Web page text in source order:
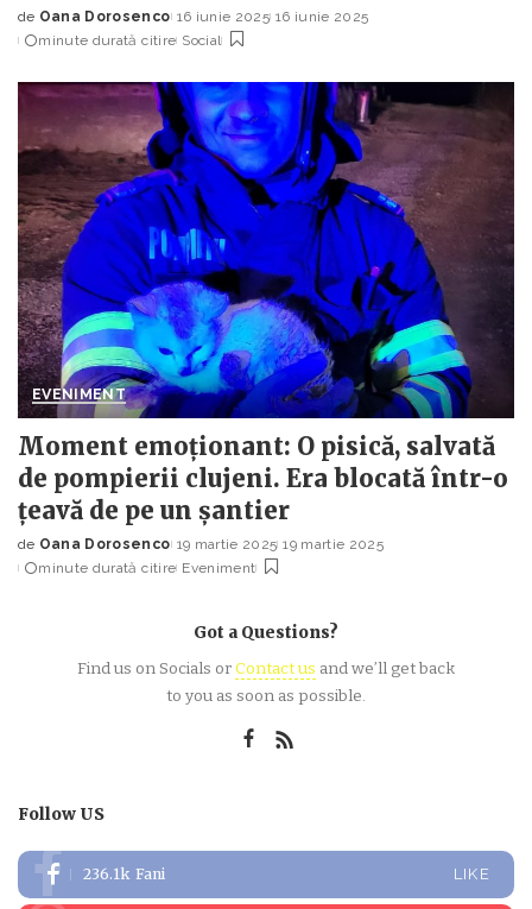
Posted
by
de Oana Dorosenco 16 iunie 2025 16 iunie 2025
minute durată citire Social
EVENIMENT
Moment emoționant: O pisică, salvată
de pompierii clujeni. Era blocată într-o
țeavă de pe un șantier
Posted
by
de Oana Dorosenco 19 martie 2025 19 martie 2025
minute durată citire Eveniment
Got a Questions?
Find us on Socials orContact us and we’ll get back
to you as soon as possible.
Follow US
236.1k Fani LIKE